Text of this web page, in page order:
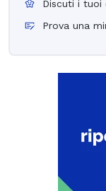
Discuti i tuoi
Prova una